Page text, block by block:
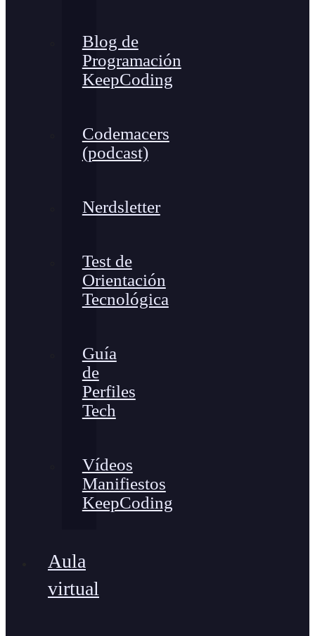
Blog de
Programación
KeepCoding
Codemacers
(podcast)
Nerdsletter
Test de
Orientación
Tecnológica
Guía
de
Perfiles
Tech
Vídeos
Manifiestos
KeepCoding
Aula
virtual